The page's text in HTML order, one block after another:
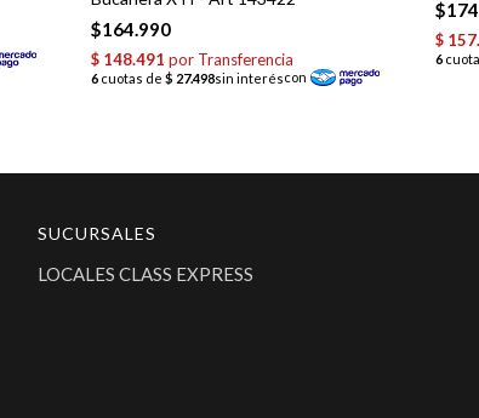
$164.990
SUCURSALES
LOCALES CLASS EXPRESS